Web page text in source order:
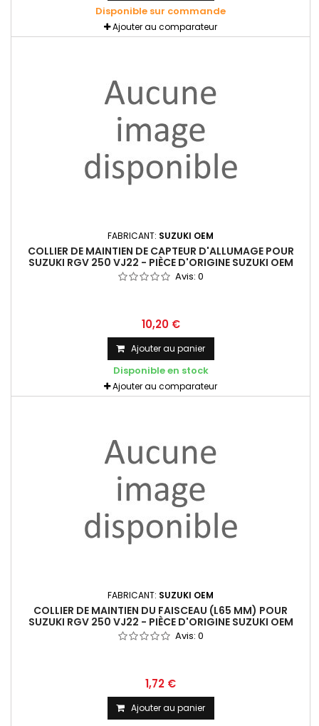
Disponible sur commande
Ajouter au comparateur
FABRICANT: SUZUKI OEM
COLLIER DE MAINTIEN DE CAPTEUR D'ALLUMAGE POUR
SUZUKI RGV 250 VJ22 - PIÈCE D'ORIGINE SUZUKI OEM
Avis: 0
10,20 €
Ajouter au panier
Disponible en stock
Ajouter au comparateur
FABRICANT: SUZUKI OEM
COLLIER DE MAINTIEN DU FAISCEAU (L65 MM) POUR
SUZUKI RGV 250 VJ22 - PIÈCE D'ORIGINE SUZUKI OEM
Avis: 0
1,72 €
Ajouter au panier